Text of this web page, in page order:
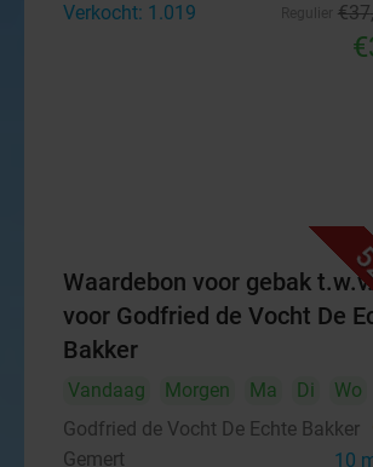
Verkocht: 1.019 €37
Waardebon voor gebak t.w.v.
voor Godfried de Vocht De
Bakker
Vandaag Morgen Ma Di Wo
Godfried de Vocht De Echte Bakker
Gemert 10